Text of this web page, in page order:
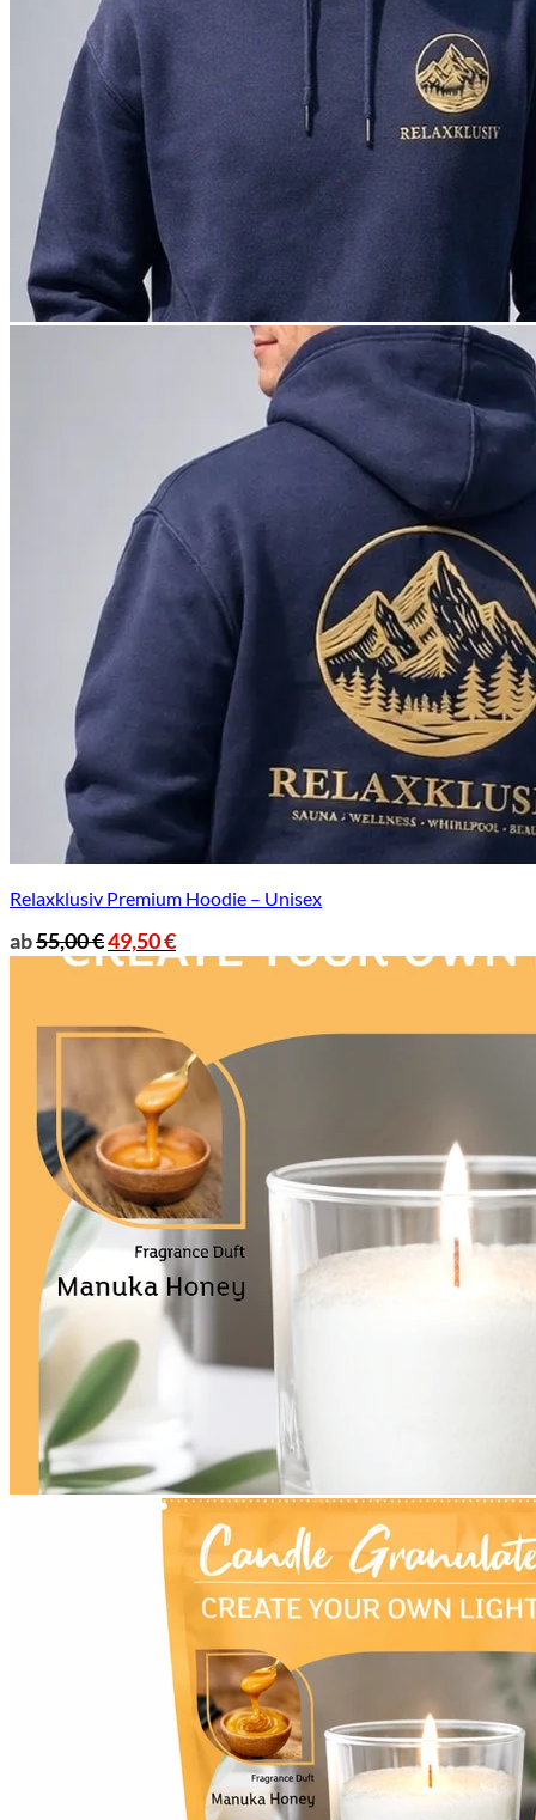
Relaxklusiv Premium Hoodie – Unisex
ab55,00€49,50€